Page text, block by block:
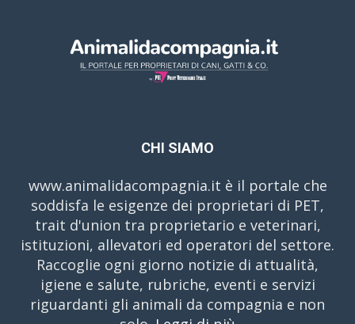
CHI SIAMO
www.animalidacompagnia.it è il portale che
soddisfa le esigenze dei proprietari di PET,
trait d'union tra proprietario e veterinari,
istituzioni, allevatori ed operatori del settore.
Raccoglie ogni giorno notizie di attualità,
igiene e salute, rubriche, eventi e servizi
riguardanti gli animali da compagnia e non